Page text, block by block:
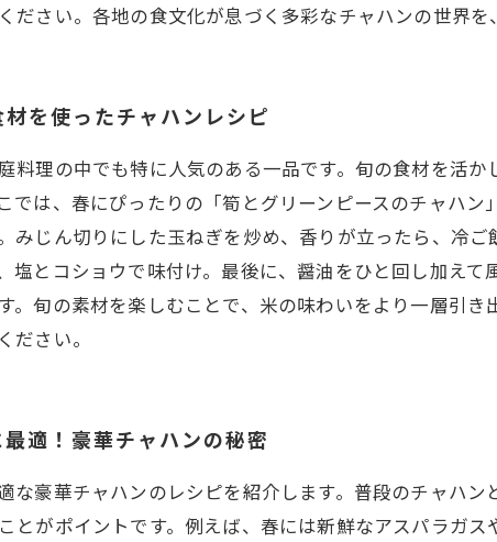
ださい。各地の食文化が息づく多彩なチャハンの世界を
を使ったチャハンレシピ
料理の中でも特に人気のある一品です。旬の食材を活
では、春にぴったりの「筍とグリーンピースのチャハ
みじん切りにした玉ねぎを炒め、香りが立ったら、冷
塩とコショウで味付け。最後に、醤油をひと回し加え
。旬の素材を楽しむことで、米の味わいをより一層引
ださい。
適！豪華チャハンの秘密
な豪華チャハンのレシピを紹介します。普段のチャハ
とがポイントです。例えば、春には新鮮なアスパラガ